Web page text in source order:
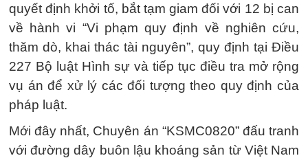
quyết định khởi tố, bắt tạm giam đối với 12 bị can
về hành vi “Vi phạm quy định về nghiên cứu,
thăm dò, khai thác tài nguyên”, quy định tại Điều
227 Bộ luật Hình sự và tiếp tục điều tra mở rộng
vụ án để xử lý các đối tượng theo quy định của
pháp luật.
Mới đây nhất, Chuyên án “KSMC0820” đấu tranh
với đường dây buôn lậu khoáng sản từ Việt Nam